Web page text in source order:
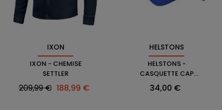
IXON
IXON - CHEMISE
SETTLER
Prix
209,99 € Prix
188,99 €
HELSTONS
HELSTONS -
CASQUETTE CAP
PETROL
Prix
34,00 €